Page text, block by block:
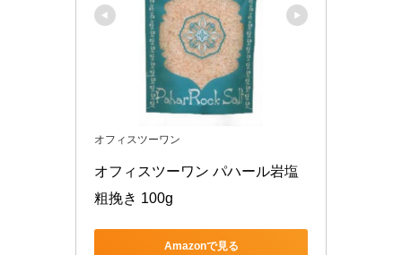
オフィスツーワン
オフィスツーワン パハール岩塩
粗挽き 100g
Amazonで見る